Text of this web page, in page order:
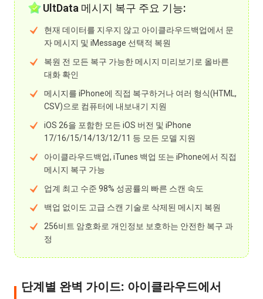
UltData 메시지 복구 주요 기능:
현재 데이터를 지우지 않고 아이클라우드백업에서 문
자 메시지 및 iMessage 선택적 복원
복원 전 모든 복구 가능한 메시지 미리보기로 올바른
대화 확인
메시지를 iPhone에 직접 복구하거나 여러 형식(HTML,
CSV)으로 컴퓨터에 내보내기 지원
iOS 26을 포함한 모든 iOS 버전 및 iPhone
17/16/15/14/13/12/11 등 모든 모델 지원
아이클라우드백업, iTunes 백업 또는 iPhone에서 직접
메시지 복구 가능
업계 최고 수준 98% 성공률의 빠른 스캔 속도
백업 없이도 고급 스캔 기술로 삭제된 메시지 복원
256비트 암호화로 개인정보 보호하는 안전한 복구 과
정
단계별 완벽 가이드: 아이클라우드에서